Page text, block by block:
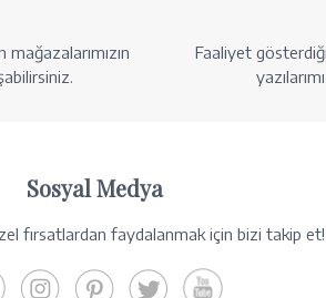
Faaliyet
Sosyal Medya
fırsatlardan faydalanmak için bizi takip et!